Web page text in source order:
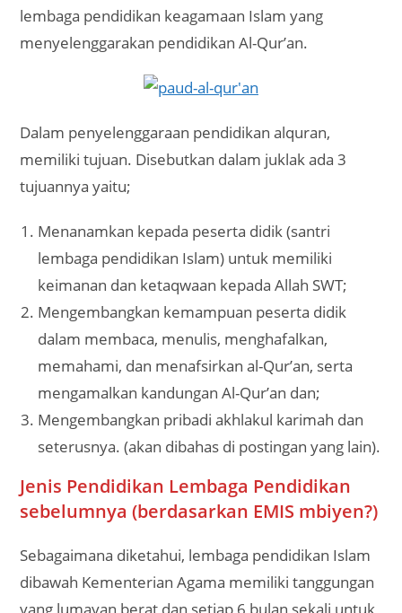
lembaga pendidikan keagamaan Islam yang
menyelenggarakan pendidikan Al-Qur’an.
Dalam penyelenggaraan pendidikan alquran,
memiliki tujuan. Disebutkan dalam juklak ada 3
tujuannya yaitu;
Menanamkan kepada peserta didik (santri
lembaga pendidikan Islam) untuk memiliki
keimanan dan ketaqwaan kepada Allah SWT;
Mengembangkan kemampuan peserta didik
dalam membaca, menulis, menghafalkan,
memahami, dan menafsirkan al-Qur’an, serta
mengamalkan kandungan Al-Qur’an dan;
Mengembangkan pribadi akhlakul karimah dan
seterusnya. (akan dibahas di postingan yang lain).
Jenis Pendidikan Lembaga Pendidikan
sebelumnya (berdasarkan EMIS mbiyen?)
Sebagaimana diketahui, lembaga pendidikan Islam
dibawah Kementerian Agama memiliki tanggungan
yang lumayan berat dan setiap 6 bulan sekali untuk